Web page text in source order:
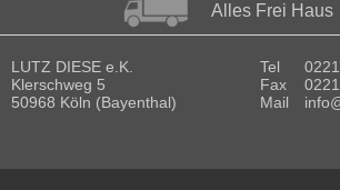
Alles Frei Haus
LUTZ DIESE e.K.
Klerschweg 5
50968 Köln (Bayenthal)
Tel
Fax
Mail